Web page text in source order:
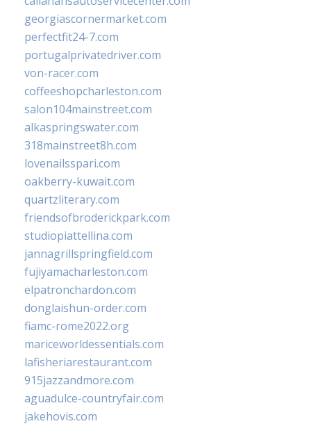
georgiascornermarket.com
perfectfit24-7.com
portugalprivatedriver.com
von-racer.com
coffeeshopcharleston.com
salon104mainstreet.com
alkaspringswater.com
318mainstreet8h.com
lovenailsspari.com
oakberry-kuwait.com
quartzliterary.com
friendsofbroderickpark.com
studiopiattellina.com
jannagrillspringfield.com
fujiyamacharleston.com
elpatronchardon.com
donglaishun-order.com
fiamc-rome2022.org
mariceworldessentials.com
lafisheriarestaurant.com
915jazzandmore.com
aguadulce-countryfair.com
jakehovis.com